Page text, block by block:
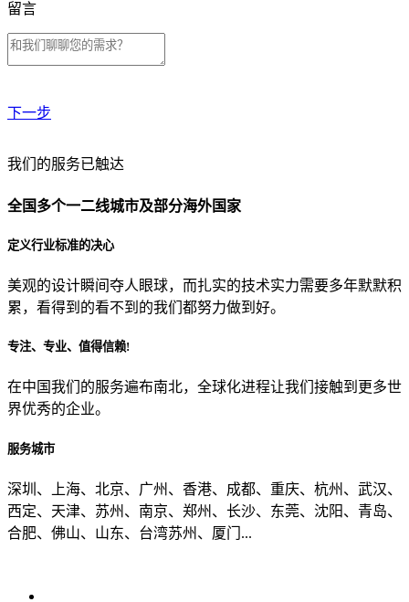
留言
下一步
贵公司预算范围是？
贵公司的团队规模是？
目前主要的营销渠道是？
我们的服务已触达
全国多个一二线城市及部分海外国家
定义行业标准的决心
美观的设计瞬间夺人眼球，而扎实的技术实力需要多年默默积
累，看得到的看不到的我们都努力做到好。
专注、专业、值得信赖!
在中国我们的服务遍布南北，全球化进程让我们接触到更多世
界优秀的企业。
服务城市
深圳、上海、北京、广州、香港、成都、重庆、杭州、武汉、
西定、天津、苏州、南京、郑州、长沙、东莞、沈阳、青岛、
合肥、佛山、山东、台湾苏州、厦门...